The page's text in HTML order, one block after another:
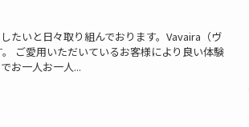
たいと日々取り組んでおります。Vavaira（ヴ
ご愛用いただいているお客様により良い体験
お一人お一人...